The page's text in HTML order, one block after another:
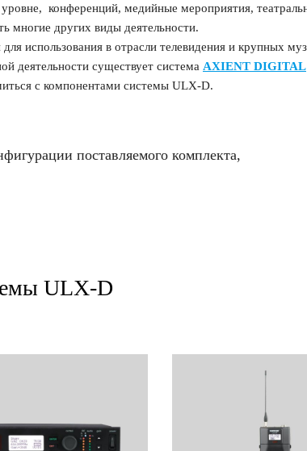
конференций, медийные мероприятия,
многие других виды деятельности.
использования в отрасли телевидения и крупных
деятельности существует система AXIENT DIGITAL
с компонентами системы ULX-D.
поставляемого комплекта,
ULX-D